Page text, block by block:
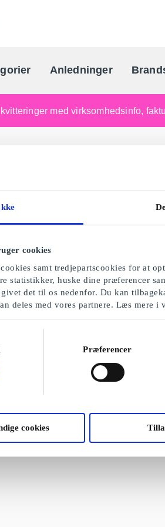
cookies
samt tredjepartscookies for at
statistikker, huske dine præferencer
det til os nedenfor. Du kan
deles med vores partnere. Læs mere i
Præferencer
cookies
Anledninger
med virksomhedsinfo,